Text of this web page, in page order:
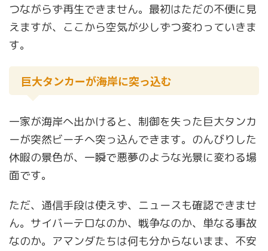
つながらず再生できません。最初はただの不便に見
えますが、ここから空気が少しずつ変わっていきま
す。
巨大タンカーが海岸に突っ込む
一家が海岸へ出かけると、制御を失った巨大タンカ
ーが突然ビーチへ突っ込んできます。のんびりした
休暇の景色が、一瞬で悪夢のような光景に変わる場
面です。
ただ、通信手段は使えず、ニュースも確認できませ
ん。サイバーテロなのか、戦争なのか、単なる事故
なのか。アマンダたちは何も分からないまま、不安